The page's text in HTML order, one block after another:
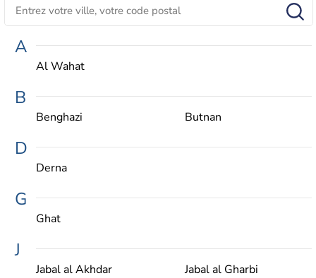
A
Al Wahat
B
Benghazi Butnan
D
Derna
G
Ghat
J
Jabal al Akhdar
Jabal al Gharbi